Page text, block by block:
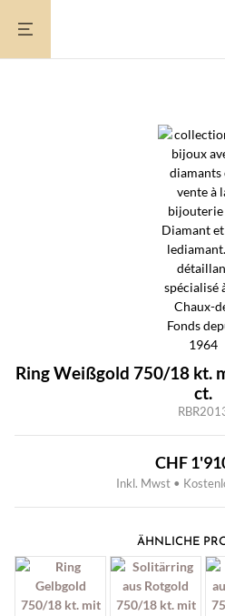
Inhalt
Ring Weißgold 750/18 kt.
ct.
CHF
Inkl. Mwst •
ÄHNLICHE